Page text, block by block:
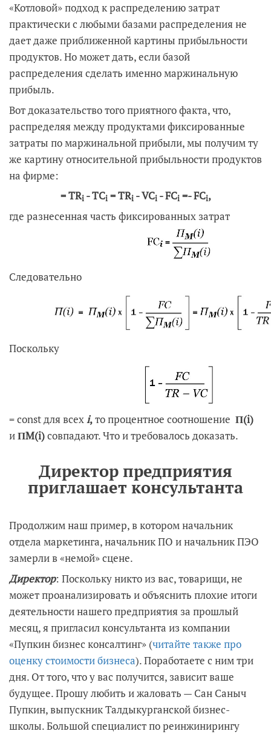
«Котловой» подход к распределению затрат
практически с любыми базами распределения не
дает даже приближенной картины прибыльности
продуктов. Но может дать, если базой
распределения сделать именно маржинальную
прибыль.
Вот доказательство того приятного факта, что,
распределяя между продуктами фиксированные
затраты по маржинальной прибыли, мы получим ту
же картину относительной прибыльности продуктов
на фирме:
= TRi- TCi= TRi- VCi- FCi=- FCi,
где разнесенная часть фиксированных затрат
Следовательно
Поскольку
= const для всехi,то процентное соотношение Π(i)
иΠM(i)совпадают. Что и требовалось доказать.
Директор предприятия
приглашает консультанта
Продолжим наш пример, в котором начальник
отдела маркетинга, начальник ПО и начальник ПЭО
замерли в «немой» сцене.
Директор: Поскольку никто из вас, товарищи, не
может проанализировать и объяснить плохие итоги
деятельности нашего предприятия за прошлый
месяц, я пригласил консультанта из компании
«Пупкин бизнес консалтинг» (читайте также про
оценку стоимости бизнеса). Поработаете с ним три
дня. От того, что у вас получится, зависит ваше
будущее. Прошу любить и жаловать — Сан Саныч
Пупкин, выпускник Талдыкурганской бизнес-
школы. Большой специалист по реинжинирингу